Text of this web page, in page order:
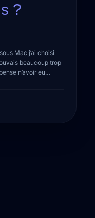
?
Mac j’ai choisi
beaucoup trop
n’avoir eu